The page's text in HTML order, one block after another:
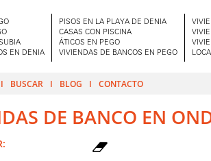
EN DENIA
PISOS EN LA PLAYA DE DENIA
CASAS CON PISCINA
ÁTICOS EN PEGO
VIVIENDAS DE BANCOS EN PEGO
BUSCAR BLOG CONTACTO
DE BANCO EN